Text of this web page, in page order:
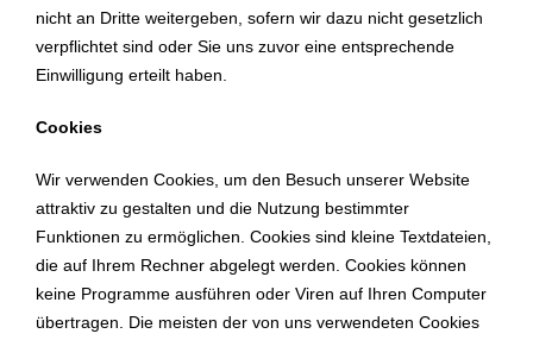
nicht an Dritte weitergeben, sofern wir dazu nicht gesetzlich
verpflichtet sind oder Sie uns zuvor eine entsprechende
Einwilligung erteilt haben.
Cookies
Wir verwenden Cookies, um den Besuch unserer Website
attraktiv zu gestalten und die Nutzung bestimmter
Funktionen zu ermöglichen. Cookies sind kleine Textdateien,
die auf Ihrem Rechner abgelegt werden. Cookies können
keine Programme ausführen oder Viren auf Ihren Computer
übertragen. Die meisten der von uns verwendeten Cookies